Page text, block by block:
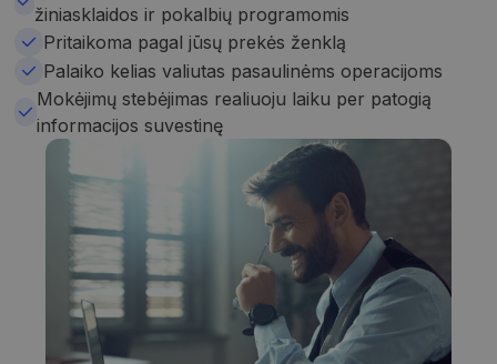
žiniasklaidos ir pokalbių programomis
Pritaikoma pagal jūsų prekės ženklą
Palaiko kelias valiutas pasaulinėms operacijoms
Mokėjimų stebėjimas realiuoju laiku per patogią
informacijos suvestinę